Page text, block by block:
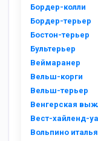
Бордер-колли
Бордер-терьер
Бостон-терьер
Бультерьер
Веймаранер
Вельш-корги
Вельш-терьер
Венгерская
Вест-хайленд-
Вольпино